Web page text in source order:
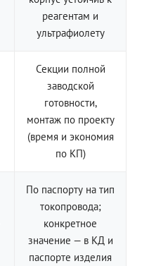
реагентам и
ультрафиолету
Секции полной
заводской
готовности,
монтаж по проекту
(время и экономия
по КП)
По паспорту на тип
токопровода;
конкретное
значение — в КД и
паспорте изделия